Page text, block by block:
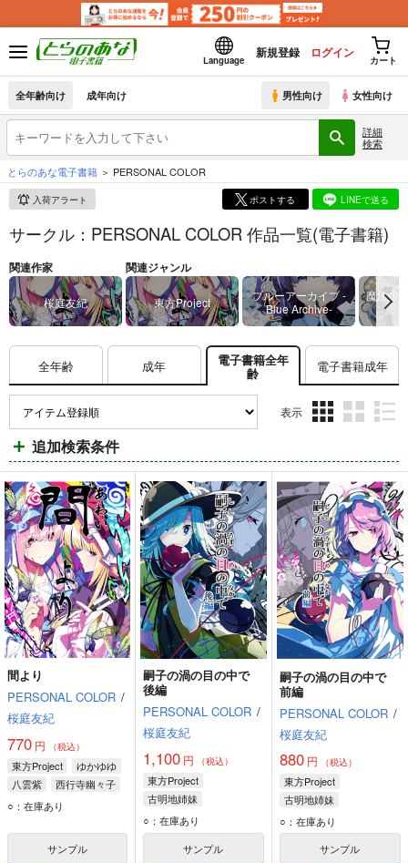
Language
新規登録 ログイン
カート
全年齢向け 成年向け 男性向け 女性向け
詳細
検索
とらのあな電子書籍
PERSONAL COLOR
入荷アラート ポストする LINEで送る
サークル：PERSONAL COLOR 作品一覧(電子書籍)
関連作家
桜庭友紀
関連ジャンル
東方Project
ブルーアーカイブ -
Blue Archive-
魔法少
全年齢 成年 電子書籍全年
齢 電子書籍成年
表示
ム
表
示
ム
表
示
ム
表
示
追加検索条件
間より
PERSONAL COLOR /
桜庭友紀
770 円 （税込）
東方Project
ゆかゆゆ
八雲紫
西行寺幽々子
○：在庫あり
サンプル
嗣子の渦の目の中で
後編
PERSONAL COLOR /
桜庭友紀
1,100 円 （税込）
東方Project
古明地姉妹
古明地さとり
古明地こいし
星熊勇儀
○：在庫あり
サンプル
嗣子の渦の目の中で
前編
PERSONAL COLOR /
桜庭友紀
880円 （税込）
東方Project
古明地姉妹
古明地さとり
古明地こいし
星熊勇儀
○：在庫あり
サンプル